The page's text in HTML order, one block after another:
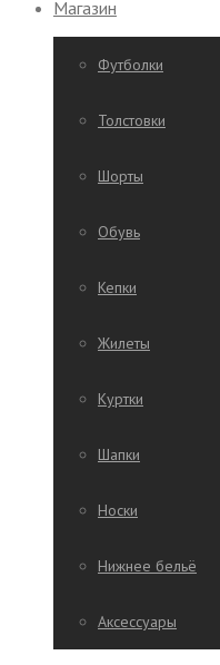
Магазин
Футболки
Толстовки
Шорты
Обувь
Кепки
Жилеты
Куртки
Шапки
Носки
Нижнее бельё
Аксессуары